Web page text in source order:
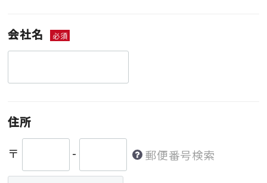
会社名 必須
住所
〒
- 郵便番号検索